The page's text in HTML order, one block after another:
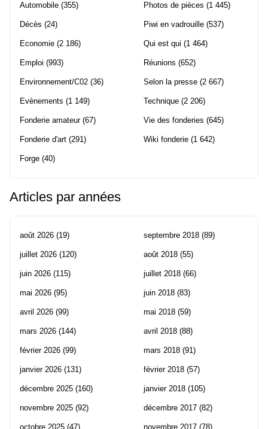
Automobile (355)
Décès (24)
Economie (2 186)
Emploi (993)
Environnement/C02 (36)
Evènements (1 149)
Fonderie amateur(67)
Fonderie d'art (291)
Forge (40)
Photos de pièces (1 445)
Piwi en vadrouille (537)
Qui est qui (1 464)
Réunions (652)
Selon la presse (2 667)
Technique (2 206)
Vie des fonderies (645)
Wiki fonderie (1 642)
Articles par années
août 2026 (19)
juillet 2026 (120)
juin 2026 (115)
mai 2026 (95)
avril 2026 (99)
mars 2026 (144)
février 2026 (99)
janvier 2026 (131)
décembre 2025 (160)
novembre 2025 (92)
octobre 2025 (47)
septembre 2018 (89)
août 2018 (55)
juillet 2018 (66)
juin 2018 (83)
mai 2018 (59)
avril 2018 (88)
mars 2018 (91)
février 2018 (57)
janvier 2018 (105)
décembre 2017 (82)
novembre 2017 (78)